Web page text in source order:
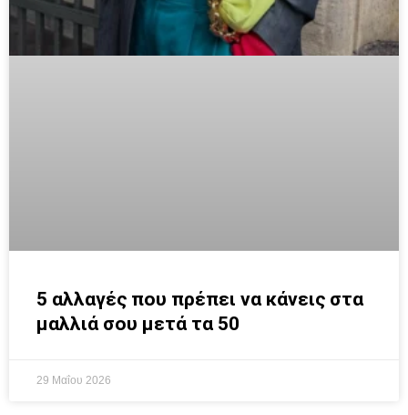
5 αλλαγές που πρέπει να κάνεις στα
μαλλιά σου μετά τα 50
29 Μαΐου 2026